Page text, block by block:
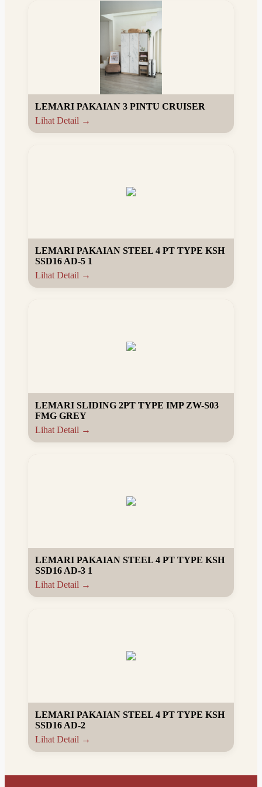
LEMARI PAKAIAN 3 PINTU CRUISER
Lihat Detail →
LEMARI PAKAIAN STEEL 4 PT TYPE KSH
SSD16 AD-5 1
Lihat Detail →
LEMARI SLIDING 2PT TYPE IMP ZW-S03
FMG GREY
Lihat Detail →
LEMARI PAKAIAN STEEL 4 PT TYPE KSH
SSD16 AD-3 1
Lihat Detail →
LEMARI PAKAIAN STEEL 4 PT TYPE KSH
SSD16 AD-2
Lihat Detail →